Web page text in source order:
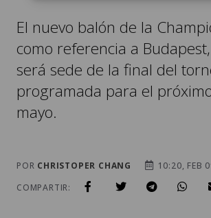
El nuevo balón de la
como referencia a
será sede de la final del
programada para el
mayo.
POR CHRISTOPER CHANG
10:20, FEB
COMPARTIR: